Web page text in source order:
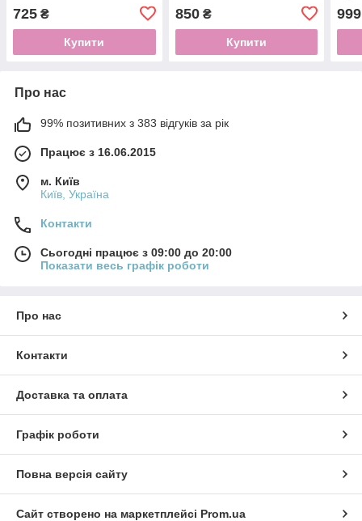
725 ₴
Купити
850₴
Купити
999
Про нас
99% позитивних з 383 відгуків за рік
Працює з 16.06.2015
м. Київ
Київ, Україна
Контакти
Сьогодні працює з 09:00 до 20:00
Показати весь графік роботи
Про нас
Контакти
Доставка та оплата
Графік роботи
Повна версія сайту
Сайт створено на маркетплейсі Prom.ua